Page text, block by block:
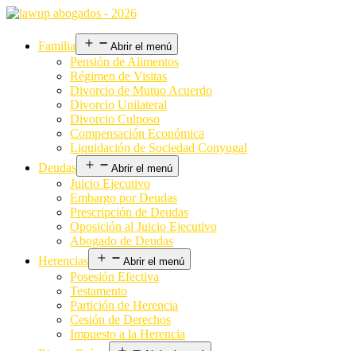
Familia Abrir el menú
Pensión de Alimentos
Régimen de Visitas
Divorcio de Mutuo Acuerdo
Divorcio Unilateral
Divorcio Culposo
Compensación Económica
Liquidación de Sociedad Conyugal
Deudas
Abrir el menú
Juicio Ejecutivo
Embargo por Deudas
Prescripción de Deudas
Oposición al Juicio Ejecutivo
Abogado de Deudas
Herencias
Abrir el menú
Posesión Efectiva
Testamento
Partición de Herencia
Cesión de Derechos
Impuesto a la Herencia